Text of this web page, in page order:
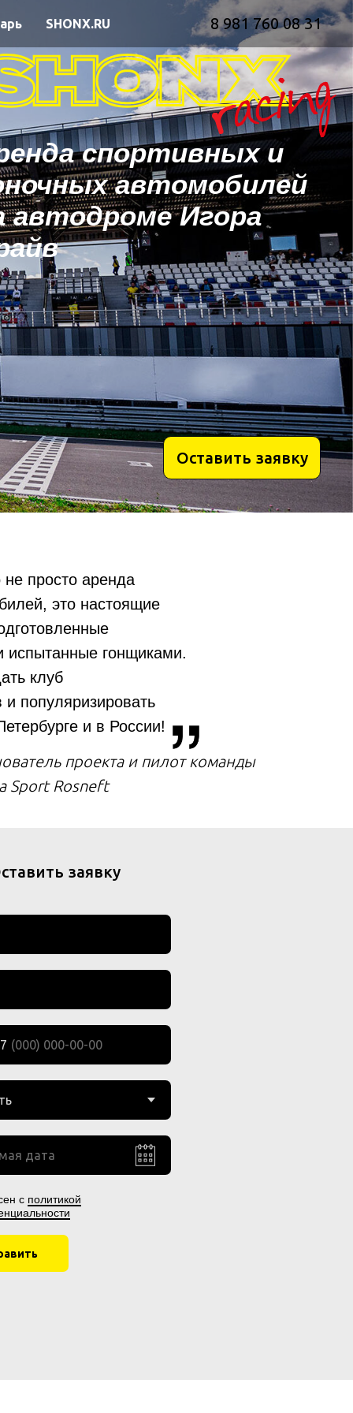
SHONX.RU 8 981 760 08 31
спортивных и
автомобилей
автодроме Игора
Оставить заявку
просто аренда
это настоящие
испытанные гонщиками.
клуб
популяризировать
и в России!
проекта и пилот команды
Sport Rosneft
заявку
с политикой